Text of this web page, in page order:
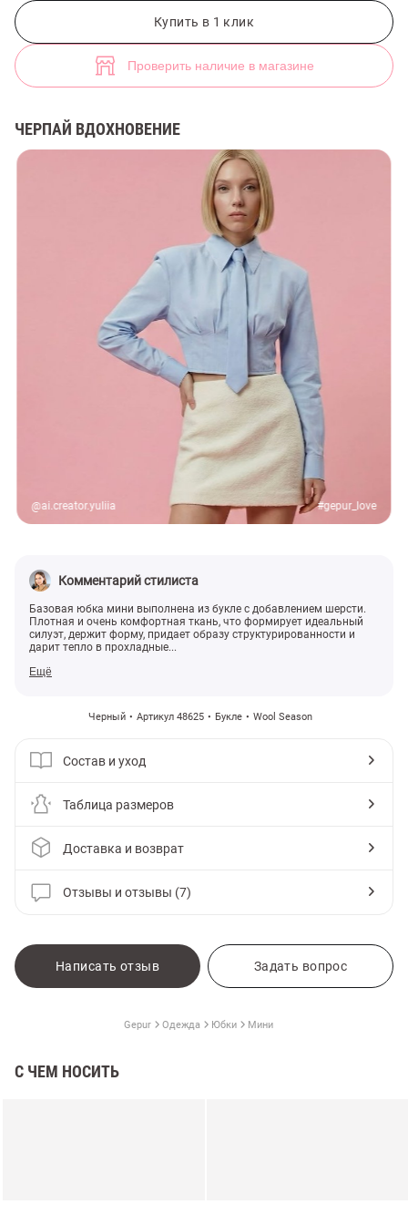
Купить в 1 клик
Проверить наличие в магазине
ЧЕРПАЙ ВДОХНОВЕНИЕ
@ai.creator.yuliia #gepur_love
Комментарий стилиста
Базовая юбка мини выполнена из букле с добавлением шерсти.
Плотная и очень комфортная ткань, что формирует идеальный
силуэт, держит форму, придает образу структурированности и
дарит тепло в прохладные...
Ещё
Черный Артикул 48625 Букле Wool Season
Состав и уход
Таблица размеров
Доставка и возврат
Отзывы и отзывы (7)
Написать отзыв Задать вопрос
Gepur Одежда Юбки Мини
С ЧЕМ НОСИТЬ
Черная юбка мини из букле с добавлением шерсти (арт. 48625) ♡